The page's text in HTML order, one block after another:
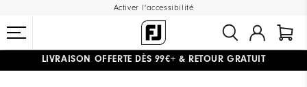
Activer l'accessibilité
#1 SHOE IN GOLF #1 GLOVE IN GOLF